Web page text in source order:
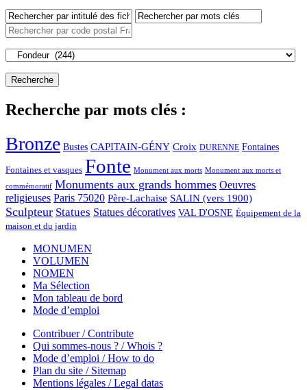
Recherche par mots clés :
Bronze Bustes CAPITAIN-GÉNY Croix DURENNE Fontaines
Fontaines et vasques Fonte Monument aux morts Monument aux morts et
commémoratif Monuments aux grands hommes Oeuvres
religieuses Paris 75020 Père-Lachaise SALIN (vers 1900)
Sculpteur Statues Statues décoratives VAL D'OSNE Équipement de la
maison et du jardin
MONUMEN
VOLUMEN
NOMEN
Ma Sélection
Mon tableau de bord
Mode d’emploi
Contribuer / Contribute
Qui sommes-nous ? / Whois ?
Mode d’emploi / How to do
Plan du site / Sitemap
Mentions légales / Legal datas